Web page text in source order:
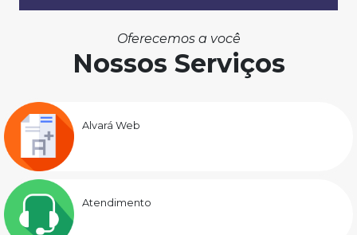
Oferecemos a você
Nossos Serviços
Alvará Web
Atendimento